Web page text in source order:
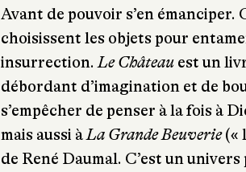
Avant de pouvoir s’en émanciper.
choisissent les objets pour
insurrection.Le Château est un
débordant d’imagination et de
s’empêcher de penser à la fois à
mais aussi àLa Grande Beuverie(«
de René Daumal. C’est un